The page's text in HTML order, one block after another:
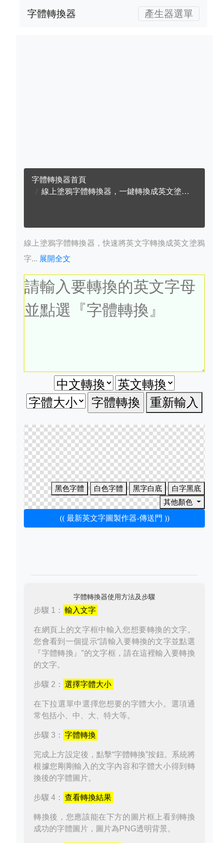
字體轉換器 產生器選單
字體轉換器首頁
線上塗鴉字體轉換器，一鍵轉換成英文塗鴉字體
線上塗鴉字體轉換器，快速將英文字轉換成英文塗鴉
字... 展開全文
重新輸入
黑色字體 白色字體 黑字白底
白字黑底
其他顏色
(( 最新英文字圖製作器-傳送門 ))
字體轉換器使用方法及步驟
步驟 1： 輸入文字
在網頁上的文字框中輸入您想要轉換的文字。
您會看到一個提示“請輸入要轉換的文字並點選
『字體轉換』”的文字框，請在這裡輸入要轉換
的文字。
步驟 2： 選擇字體大小
在下拉選單中選擇您想要的字體大小。選項通
常包括小、中、大、特大等。
步驟 3： 字體轉換
完成上方設定後，點擊“字體轉換”按鈕。系統將
根據您剛剛輸入的文字內容和字體大小得到轉
換後的字體圖片。
步驟 4： 查看轉換結果
轉換後，您應該能在下方的圖片框上看到轉換
成功的字體圖片，圖片為PNG透明背景。